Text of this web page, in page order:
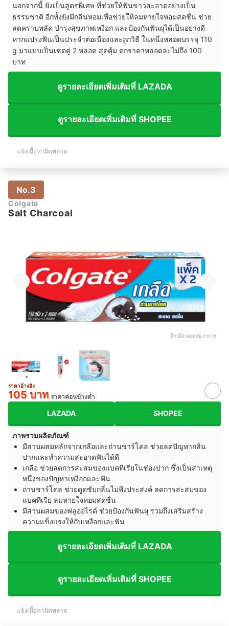
นอกจากนี้ ยังเป็นสูตรพิเศษ ที่ช่วยให้ฟันขาวสะอาดอย่างเป็น
ธรรมชาติ อีกทั้งยังมีกลิ่นหอมเพื่อช่วยให้ลมหายใจหอมสดชื่น ช่วย
ลดคราบพลัค บำรุงสุขภาพเหงือก และป้องกันฟันผุได้เป็นอย่างดี
หากแปรงฟันเป็นประจำต่อเนื่องและถูกวิธี ในหนึ่งหลอดบรรจุ 110
g มาแบบเป็นเซตคู่ 2 หลอด สุดคุ้ม ตกราคาหลอดละไม่ถึง 100
บาท
ดูรายละเอียดเพิ่มเติมที่ LAZADA
ดูรายละเอียดเพิ่มเติมที่ SHOPEE
แจ้งเนื้อหาผิดพลาด
No.3
Colgate
Salt Charcoal
อ้างอิง:lazada.co.th
ราคาอ้างอิง
105 บาท ราคาค่อนข้างต่ำ
LAZADA SHOPEE
ภาพรวมผลิตภัณฑ์
มีส่วนผสมหลักจากเกลือและถ่านชาร์โคล ช่วยลดปัญหากลิ่น
ปากและทำความสะอาดฟันได้ดี
เกลือ ช่วยลดการสะสมของแบคทีเรียในช่องปาก ซึ่งเป็นสาเหตุ
หนึ่งของปัญหาเหงือกและฟัน
ถ่านชาร์โคล ช่วยดูดซับกลิ่นไม่พึงประสงค์ ลดการสะสมของ
แบคทีเรีย ลมหายใจหอมสดชื่น
มีส่วนผสมของฟลูออไรด์ ช่วยป้องกันฟันผุ รวมถึงเสริมสร้าง
ความแข็งแรงให้กับเหงือกและฟัน
ดูรายละเอียดเพิ่มเติมที่ LAZADA
ดูรายละเอียดเพิ่มเติมที่ SHOPEE
แจ้งเนื้อหาผิดพลาด